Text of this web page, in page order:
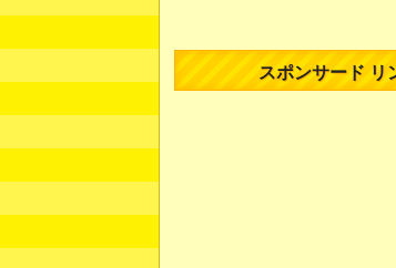
スポンサード リ